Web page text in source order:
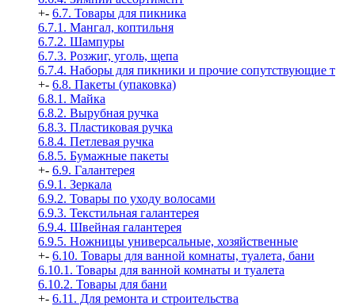
+- 6.7. Товары для пикника
6.7.1. Мангал, коптильня
6.7.2. Шампуры
6.7.3. Розжиг, уголь, щепа
6.7.4. Наборы для пикники и прочие сопутствующие т
+- 6.8. Пакеты (упаковка)
6.8.1. Майка
6.8.2. Вырубная ручка
6.8.3. Пластиковая ручка
6.8.4. Петлевая ручка
6.8.5. Бумажные пакеты
+- 6.9. Галантерея
6.9.1. Зеркала
6.9.2. Товары по уходу волосами
6.9.3. Текстильная галантерея
6.9.4. Швейная галантерея
6.9.5. Ножницы универсальные, хозяйственные
+- 6.10. Товары для ванной комнаты, туалета, бани
6.10.1. Товары для ванной комнаты и туалета
6.10.2. Товары для бани
+- 6.11. Для ремонта и строительства